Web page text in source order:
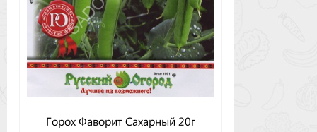
Горох Фаворит Сахарный 20г